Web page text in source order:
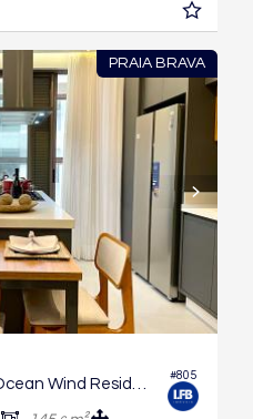
PRAIA BRAVA
#805
Apartamento no Edifício Ocean Wind Residence